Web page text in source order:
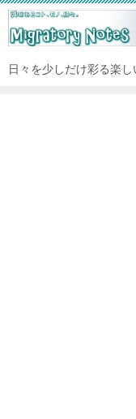
日々を少しだけ彩る楽し